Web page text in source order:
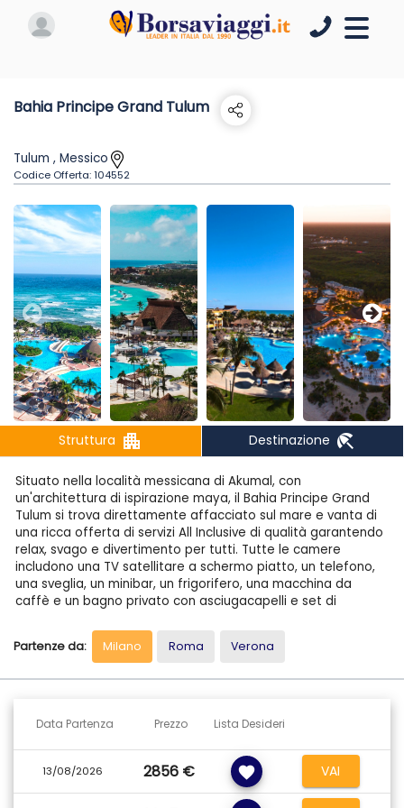
Bahia Principe Grand Tulum
Tulum , Messico
Codice Offerta:104552
Struttura apartment Destinazione beach_access
Situato nella località messicana di Akumal, con
un'architettura di ispirazione maya, il Bahia Principe Grand
Tulum si trova direttamente affacciato sul mare e vanta di
una ricca offerta di servizi All Inclusive di qualità garantendo
relax, svago e divertimento per tutti. Tutte le camere
includono una TV satellitare a schermo piatto, un telefono,
una sveglia, un minibar, un frigorifero, una macchina da
caffè e un bagno privato con asciugacapelli e set di
tennis, un centro fitness, 9 bar e 4 ristoranti, una piscina
all'aperto, il WiFi gratuito, una spa.
camere, suddivise in Junior Suite, Premium Superior, Premium
piani, con vista mare o sui giardini, sono dotate di due letti
queen size o un letto king size, connessione internet Wi-Fi,
aria condizionata, ventilatore a soffitto, televisore a
Partenze da: Milano Roma Verona
Data Partenza Prezzo Lista Desideri
13/08/2026 2856 € favorite VAI